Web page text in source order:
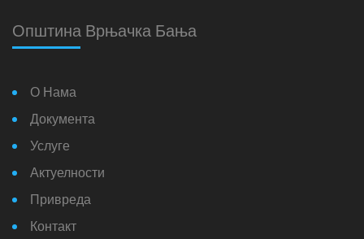
Општина Врњачка Бања
О Нама
Документа
Услуге
Актуелности
Привреда
Контакт